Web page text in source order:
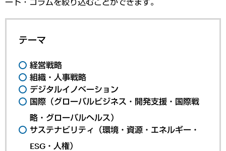
テーマ
経営戦略
組織・人事戦略
デジタルイノベーション
国際（グローバルビジネス・開発支援・国際戦
略・グローバルヘルス）
サステナビリティ（環境・資源・エネルギー・
ESG・人権）